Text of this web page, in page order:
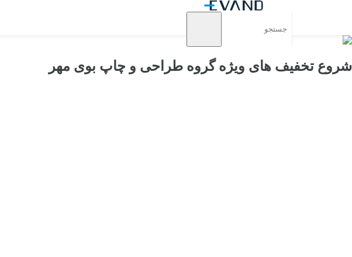
شروع تخفیف های ویژه گروه طراحی و چاپ بوی مهر